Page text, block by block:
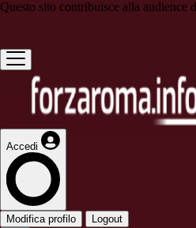
Questo sito contribuisce alla audience
Accedi
Modifica profilo Logout